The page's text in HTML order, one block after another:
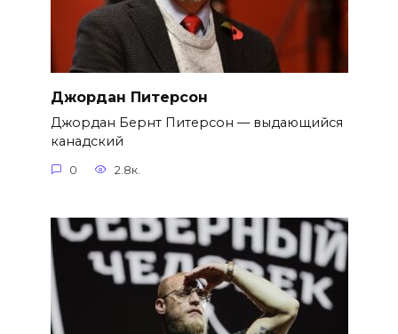
Джордан Питерсон
Джордан Бернт Питерсон — выдающийся
канадский
0 2.8к.